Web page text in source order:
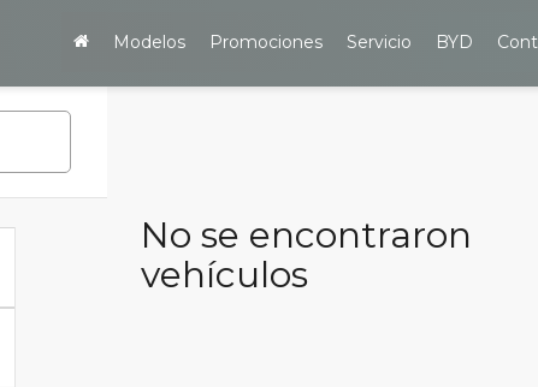
Modelos Promociones Servicio BYD
No se encontraron
vehículos